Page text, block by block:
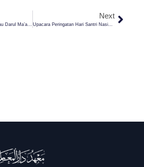
HSN 2023, Kampus Hijau Darul Ma’arif Banjiri Karangampel Dengan Ribuan Orang Ikuti Kirab Hari Santri Nasional & Khitanan Massal
Next
Upacara Peringatan Hari Santri Nasional 2023, Inspektur Upacara Tobroni, M.Pd, M.Si: Jihad Santri Di Era Modern